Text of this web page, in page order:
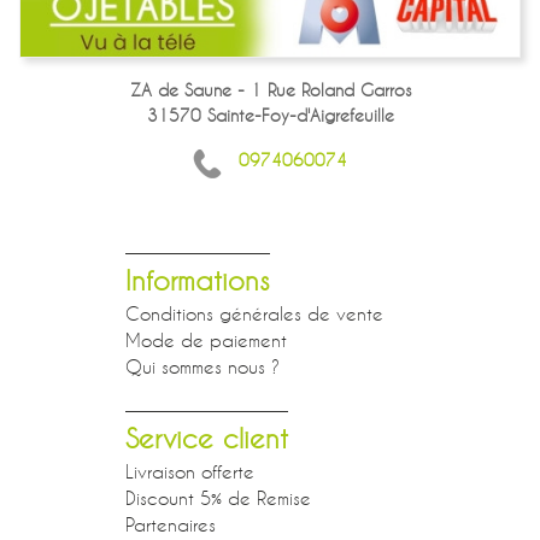
ZA de Saune - 1 Rue Roland Garros
31570 Sainte-Foy-d'Aigrefeuille
0974060074
Informations
Conditions générales de vente
Mode de paiement
Qui sommes nous ?
Service client
Livraison offerte
Discount 5% de Remise
Partenaires